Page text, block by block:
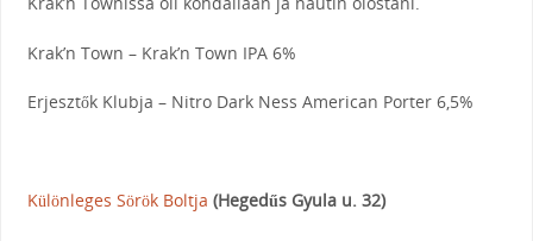
Krak’n Town – Krak’n Town IPA 6%
Erjesztők Klubja – Nitro Dark Ness American Porter 6,5%
Különleges Sörök Boltja (Hegedűs Gyula u. 32)